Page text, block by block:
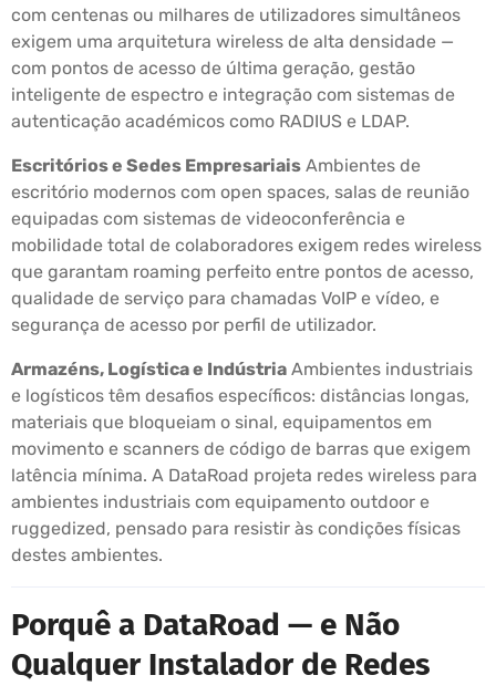
com centenas ou milhares de utilizadores simultâneos
exigem uma arquitetura wireless de alta densidade —
com pontos de acesso de última geração, gestão
inteligente de espectro e integração com sistemas de
autenticação académicos como RADIUS e LDAP.
Escritórios e Sedes Empresariais Ambientes de
escritório modernos com open spaces, salas de reunião
equipadas com sistemas de videoconferência e
mobilidade total de colaboradores exigem redes wireless
que garantam roaming perfeito entre pontos de acesso,
qualidade de serviço para chamadas VoIP e vídeo, e
segurança de acesso por perfil de utilizador.
Armazéns, Logística e Indústria Ambientes industriais
e logísticos têm desafios específicos: distâncias longas,
materiais que bloqueiam o sinal, equipamentos em
movimento e scanners de código de barras que exigem
latência mínima. A DataRoad projeta redes wireless para
ambientes industriais com equipamento outdoor e
ruggedized, pensado para resistir às condições físicas
destes ambientes.
Porquê a DataRoad — e Não
Qualquer Instalador de Redes